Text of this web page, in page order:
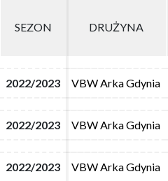
SEZON DRUŻYNA
2022/2023 VBW Arka Gdynia
2022/2023 VBW Arka Gdynia
2022/2023 VBW Arka Gdynia
SEZON DRUŻYNA
2022/2023 VBW Arka Gdynia
2022/2023 VBW Arka Gdynia
2022/2023 VBW Arka Gdynia